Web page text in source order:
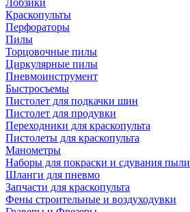
Лобзики
Краскопульты
Перфораторы
Пилы
Торцовочные пилы
Циркулярные пилы
Пневмоинструмент
Быстросъемы
Пистолет для подкачки шин
Пистолет для продувки
Переходники для краскопульта
Пистолеты для краскопульта
Манометры
Наборы для покраски и сдувания пыли
Шланги для пневмо
Запчасти для краскопульта
Фены строительные и воздуходувки